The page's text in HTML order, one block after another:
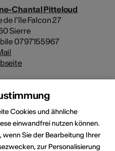
Chantal Pitteloud
de l'île Falcon 27
Sierre
0797155967
und Kulturschaffende,
Cookies und ähnliche
einwandfrei nutzen können.
wenn Sie der Bearbeitung Ihrer
zur Personalisierung